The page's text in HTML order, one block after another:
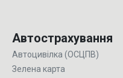
Автострахування
Автоцивілка (ОСЦПВ)
Зелена карта